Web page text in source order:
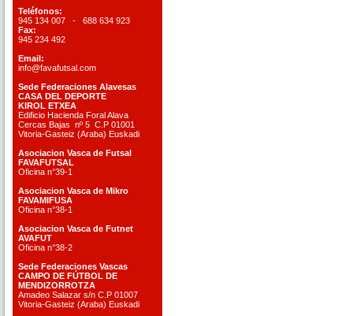
Teléfonos:
945 134 007 - 688 634 923
Fax:
945 234 492
Email:
info@favafutsal.com
Sede Federaciones Alavesas
CASA DEL DEPORTE
KIROL ETXEA
Edificio Hacienda Foral Alava
Cercas Bajas nº 5 C.P 01001
Vitoria-Gasteiz (Araba) Euskadi
Asociacion Vasca de Futsal
FAVAFUTSAL
Oficina n°39-1
Asociacion Vasca de Mikro
FAVAMIFUSA
Oficina n°38-1
Asociacion Vasca de Futnet
AVAFUT
Oficina n°38-2
Sede Federaciones Vascas
CAMPO DE FÚTBOL DE
MENDIZORROTZA
Amadeo Salazar s/n C.P 01007
Vitoria-Gasteiz (Araba) Euskadi